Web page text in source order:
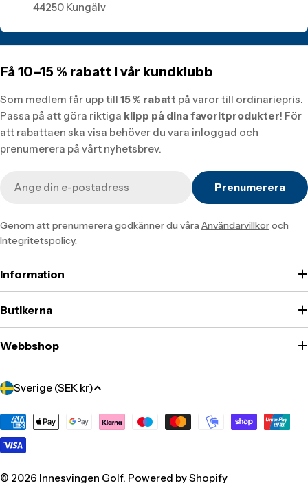
44250 Kungälv
Få 10–15 % rabatt i vår kundklubb
Som medlem får upp till 15 % rabatt på varor till ordinariepris.
Passa på att göra riktiga klipp på dina favoritprodukter! För
att rabattaen ska visa behöver du vara inloggad och
prenumerera på vårt nyhetsbrev.
post
Prenumerera
Genom att prenumerera godkänner du våraAnvändarvillkoroch
Integritetspolicy.
Information
Butikerna
Webbshop
Translation
sv.localization.country_label
Sverige (SEK kr)
Translation
missing:
sv.general.payment.methods
© 2026 Innesvingen Golf. Powered by Shopify